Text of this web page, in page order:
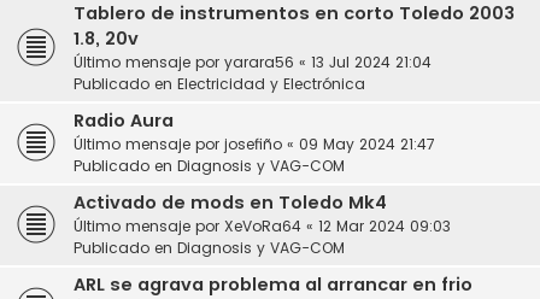
Tablero de instrumentos en corto Toledo 2003
1.8, 20v
Último mensaje por yarara56 « 13 Jul 2024 21:04
Publicado en Electricidad y Electrónica
Radio Aura
Último mensaje por josefiño « 09 May 2024 21:47
Publicado en Diagnosis y VAG-COM
Activado de mods en Toledo Mk4
Último mensaje por XeVoRa64 « 12 Mar 2024 09:03
Publicado en Diagnosis y VAG-COM
ARL se agrava problema al arrancar en frio